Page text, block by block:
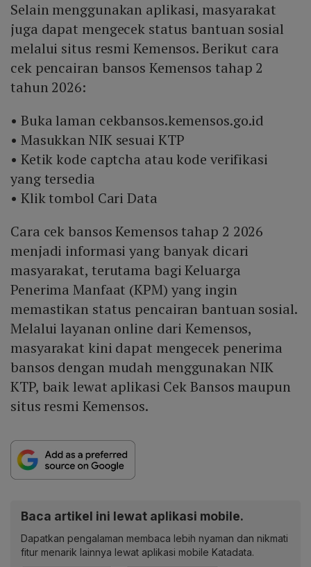
Selain menggunakan aplikasi, masyarakat
juga dapat mengecek status bantuan sosial
melalui situs resmi Kemensos. Berikut cara
cek pencairan bansos Kemensos tahap 2
tahun 2026:
• Buka laman cekbansos.kemensos.go.id
• Masukkan NIK sesuai KTP
• Ketik kode captcha atau kode verifikasi
yang tersedia
• Klik tombol Cari Data
Cara cek bansos Kemensos tahap 2 2026
menjadi informasi yang banyak dicari
masyarakat, terutama bagi Keluarga
Penerima Manfaat (KPM) yang ingin
memastikan status pencairan bantuan sosial.
Melalui layanan online dari Kemensos,
masyarakat kini dapat mengecek penerima
bansos dengan mudah menggunakan NIK
KTP, baik lewat aplikasi Cek Bansos maupun
situs resmi Kemensos.
Baca artikel ini lewat aplikasi mobile.
Dapatkan pengalaman membaca lebih nyaman dan nikmati
fitur menarik lainnya lewat aplikasi mobile Katadata.